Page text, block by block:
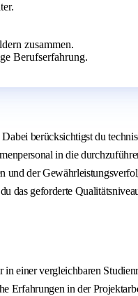
zusammen.
Berufserfahrung.
berücksichtigst du
in die
der
das geforderte
einer vergleichbaren
Erfahrungen in der